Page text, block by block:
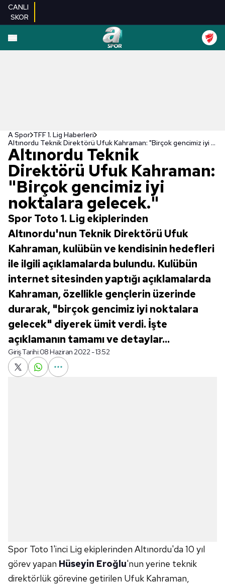
CANLI
SKOR
A Spor TFF 1. Lig Haberleri
Altınordu Teknik Direktörü Ufuk Kahraman: "Birçok gencimiz iyi noktalara gelecek."
Altınordu Teknik
Direktörü Ufuk Kahraman:
"Birçok gencimiz iyi
noktalara gelecek."
Spor Toto 1. Lig ekiplerinden
Altınordu'nun Teknik Direktörü Ufuk
Kahraman, kulübün ve kendisinin hedefleri
ile ilgili açıklamalarda bulundu. Kulübün
internet sitesinden yaptığı açıklamalarda
Kahraman, özellikle gençlerin üzerinde
durarak, "birçok gencimiz iyi noktalara
gelecek" diyerek ümit verdi. İşte
açıklamanın tamamı ve detaylar...
Giriş Tarihi:08 Haziran 2022 - 13:52
Spor Toto 1'inci Lig ekiplerinden Altınordu'da 10 yıl
görev yapan Hüseyin Eroğlu'nun yerine teknik
direktörlük görevine getirilen Ufuk Kahraman,